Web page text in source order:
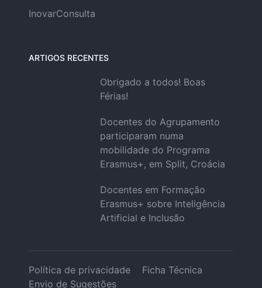
InovarConsulta
ARTIGOS RECENTES
Obrigado a todos! Boas
Férias!
Docentes do Agrupamento
participaram numa
mobilidade do Programa
Erasmus+, em Split, Croácia
Docentes em Formação
Erasmus+ sobre Inteligência
Artificial e Inclusão
Política de privacidade
Ficha Técnica
Envio de Sugestões